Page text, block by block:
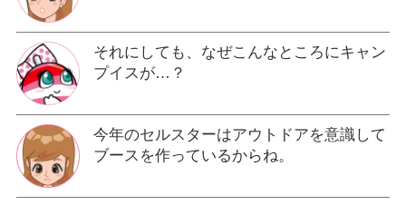
それにしても、なぜこんなところにキャン
プイスが…？
今年のセルスターはアウトドアを意識して
ブースを作っているからね。